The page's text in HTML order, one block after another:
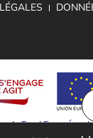
le Fond Européen